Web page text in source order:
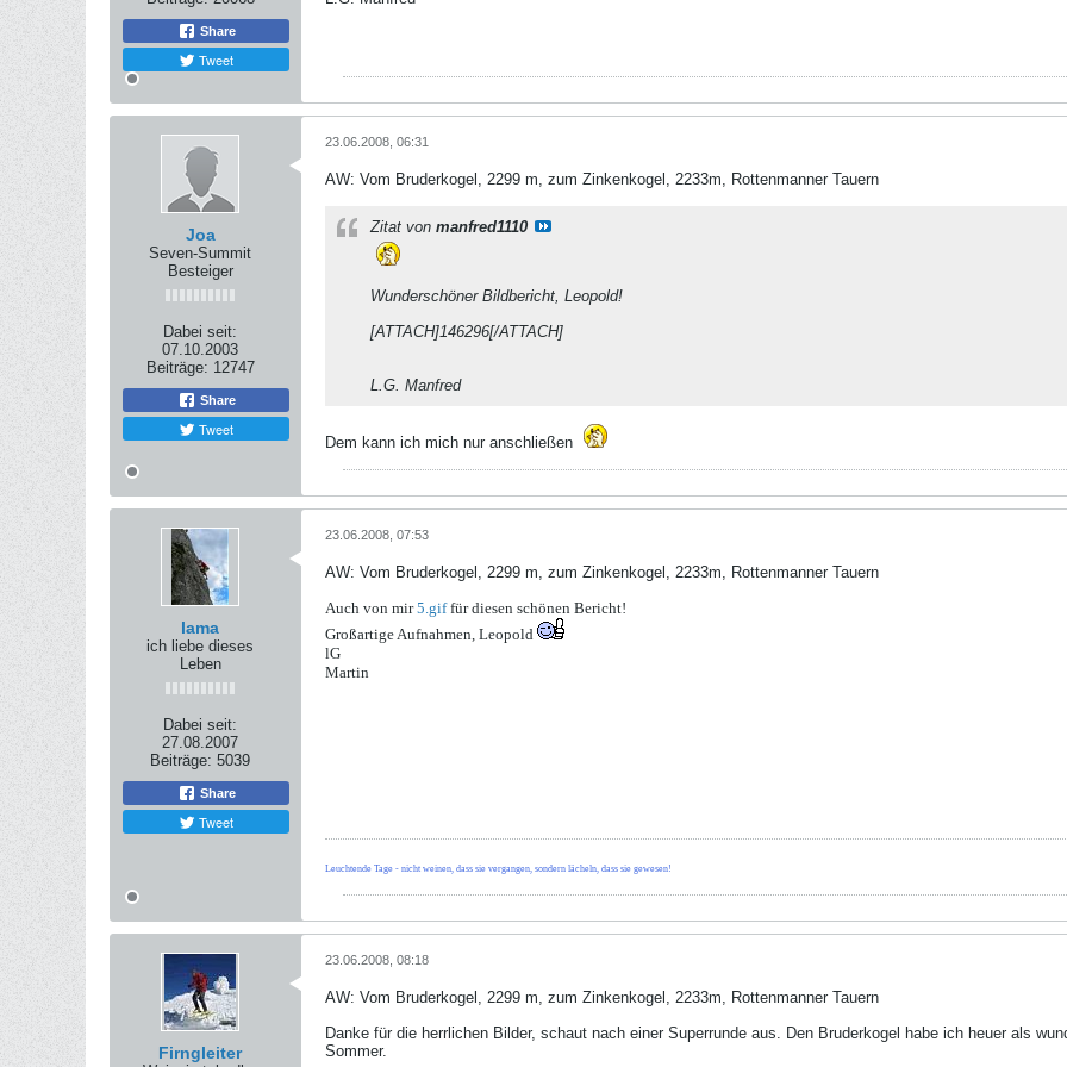
Share
Tweet
Joa
Seven-Summit
Besteiger
Dabei seit:
07.10.2003
Beiträge: 12747
Share
Tweet
23.06.2008, 06:31
AW: Vom Bruderkogel, 2299 m, zum Zinkenkogel, 2233m, Rottenmanner Tauern
Zitat von manfred1110
Wunderschöner Bildbericht, Leopold!
[ATTACH]146296[/ATTACH]
L.G. Manfred
Dem kann ich mich nur anschließen
lama
ich liebe dieses
Leben
Dabei seit:
27.08.2007
Beiträge: 5039
Share
Tweet
23.06.2008, 07:53
AW: Vom Bruderkogel, 2299 m, zum Zinkenkogel, 2233m, Rottenmanner Tauern
Auch von mir5.giffür diesen schönen Bericht!
Großartige Aufnahmen, Leopold
lG
Martin
Leuchtende Tage - nicht weinen, dass sie vergangen, sondern lächeln, dass sie gewesen!
Firngleiter
23.06.2008, 08:18
AW: Vom Bruderkogel, 2299 m, zum Zinkenkogel, 2233m, Rottenmanner Tauern
Danke für die herrlichen Bilder, schaut nach einer Superrunde aus. Den Bruderkogel habe ich heuer als
Sommer.